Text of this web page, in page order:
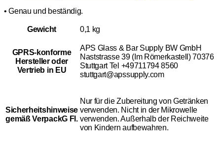
• Genau und beständig.
Gewicht 0,1 kg
GPRS-konforme
Hersteller oder
Vertrieb in EU
APS Glass & Bar Supply BW GmbH
Naststrasse 39 (Im Römerkastell) 70376
Stuttgart Tel +49711794 8560
stuttgart@apssupply.com
Sicherheitshinweise
gemäß VerpackG Fl.
Nur für die Zubereitung von Getränken
verwenden. Nicht in der Mikrowelle
verwenden. Außerhalb der Reichweite
von Kindern aufbewahren.